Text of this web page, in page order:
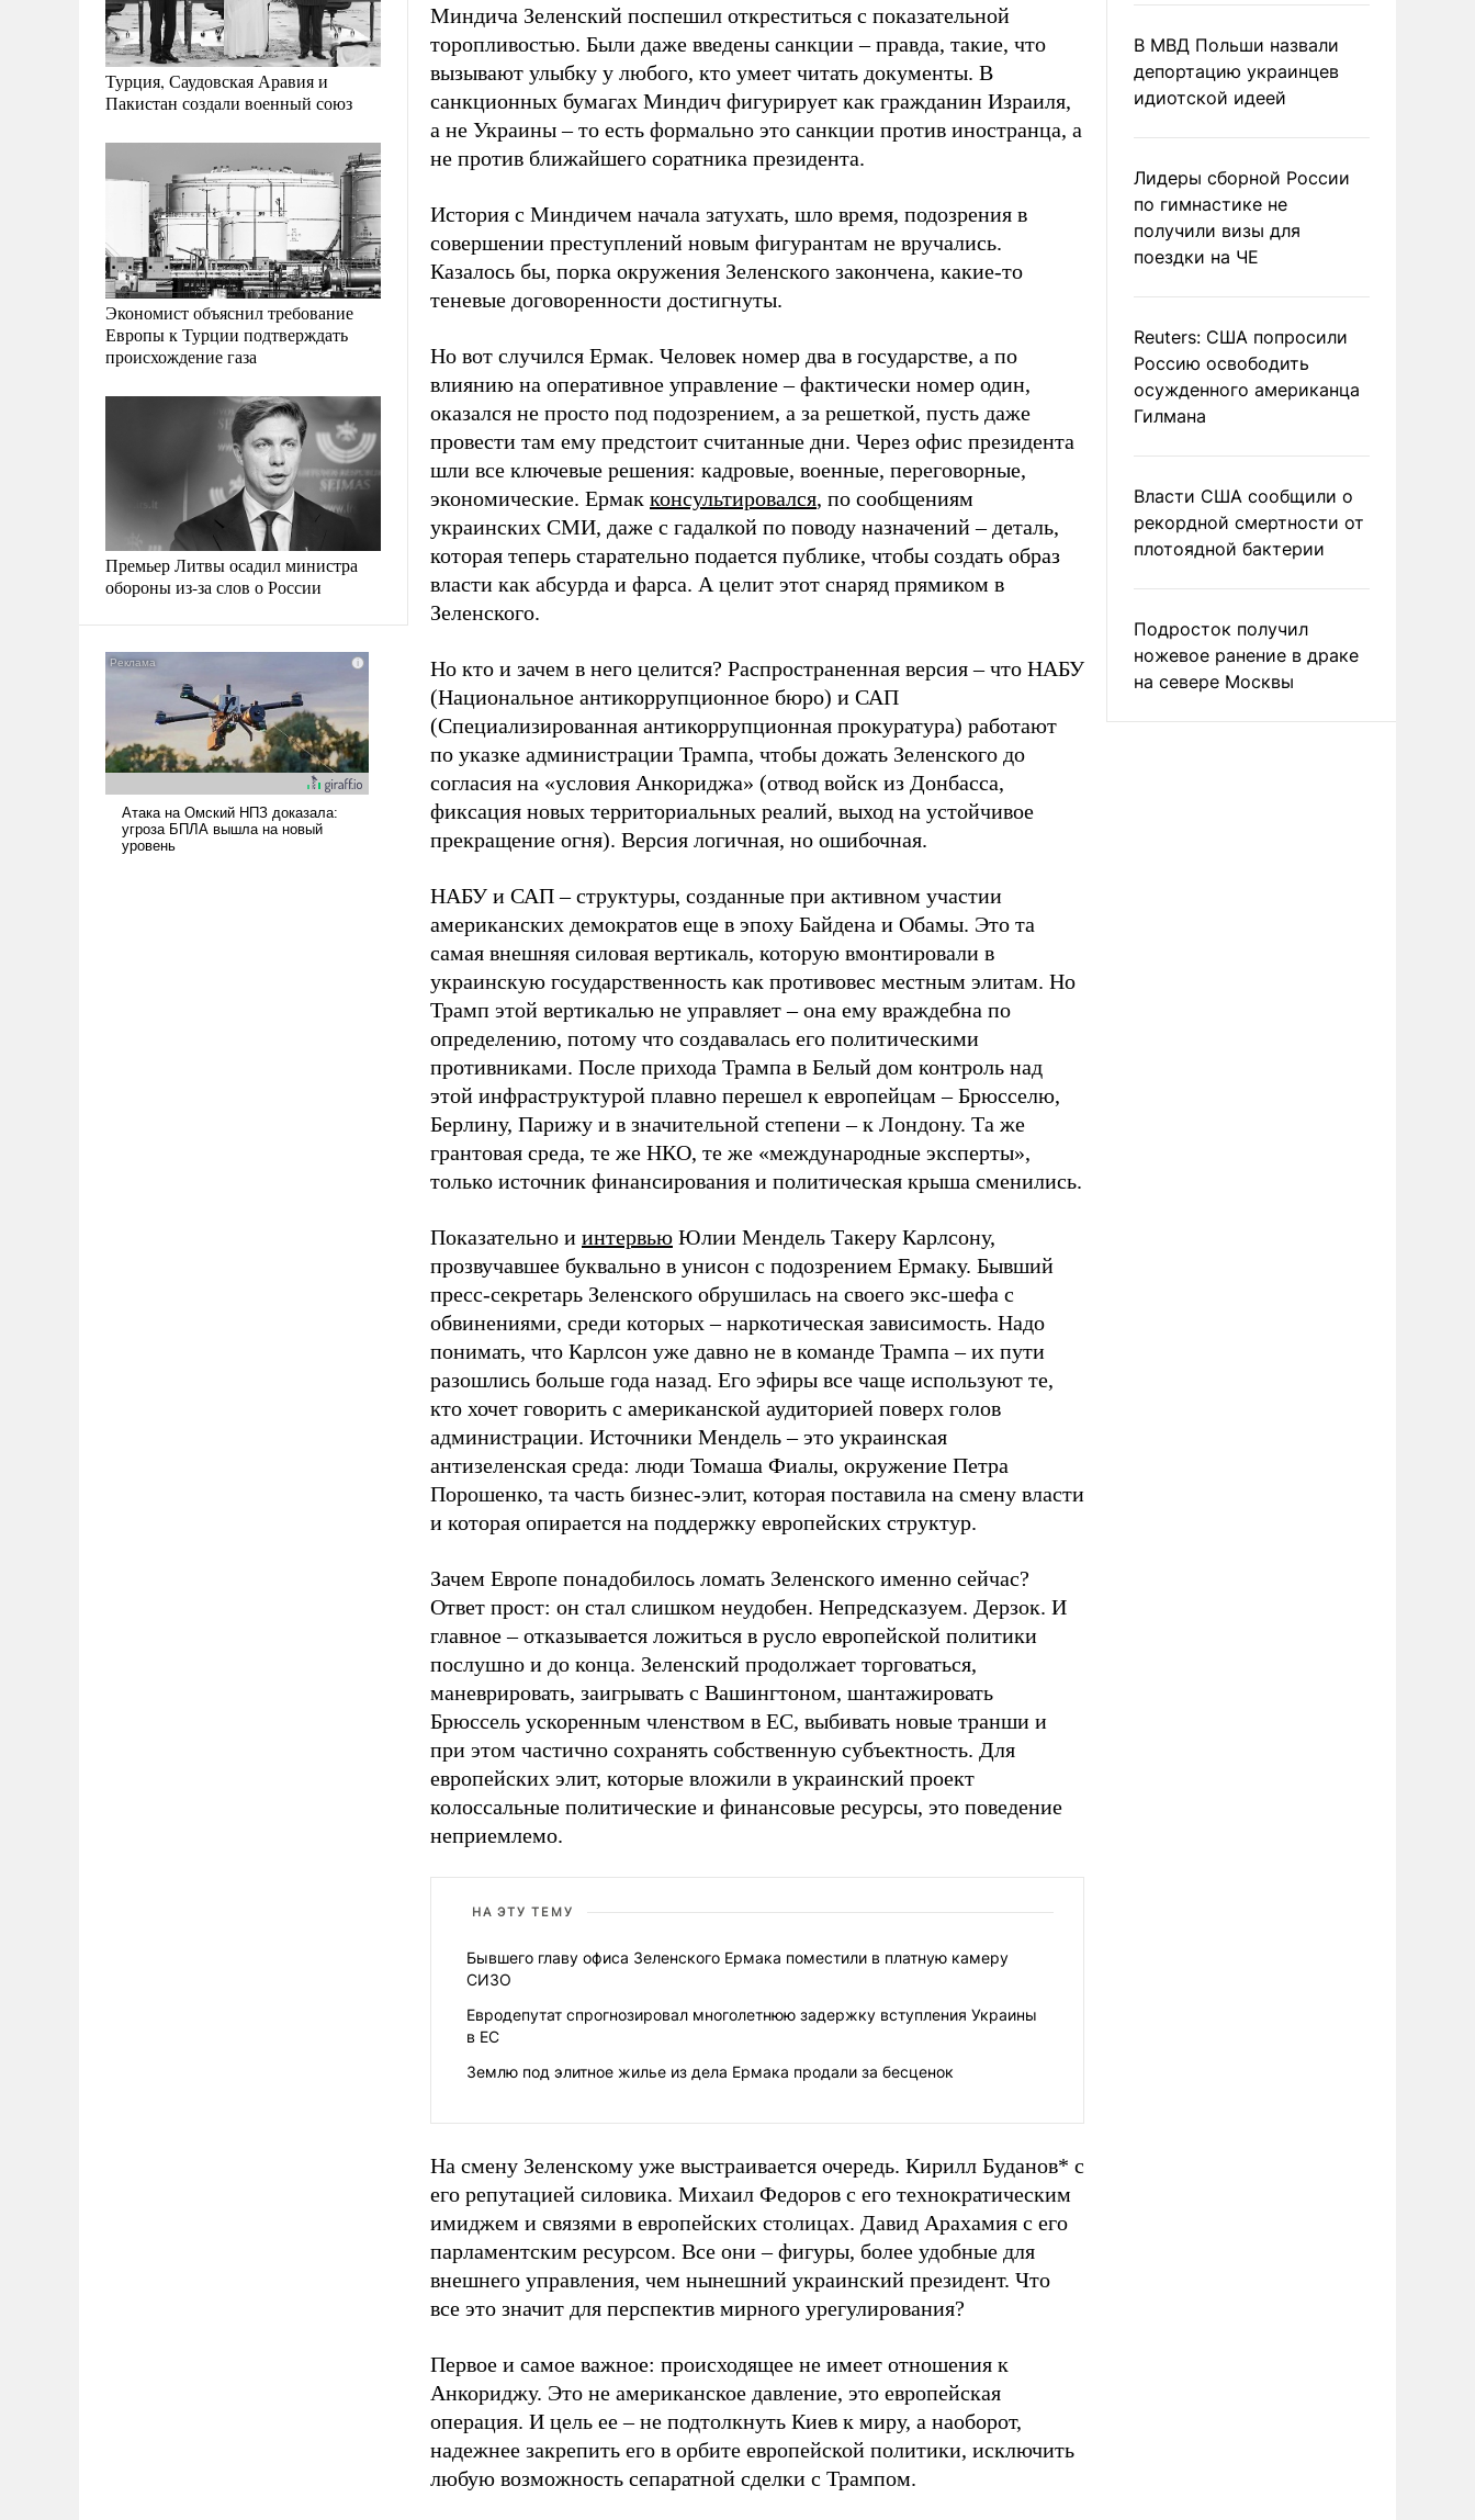
Турция, Саудовская Аравия и
Пакистан создали военный союз
Экономист объяснил требование
Европы к Турции подтверждать
происхождение газа
Премьер Литвы осадил министра
обороны из-за слов о России
Миндича Зеленский поспешил откреститься с показательной
торопливостью. Были даже введены санкции – правда, такие, что
вызывают улыбку у любого, кто умеет читать документы. В
санкционных бумагах Миндич фигурирует как гражданин Израиля,
а не Украины – то есть формально это санкции против иностранца, а
не против ближайшего соратника президента.
История с Миндичем начала затухать, шло время, подозрения в
совершении преступлений новым фигурантам не вручались.
Казалось бы, порка окружения Зеленского закончена, какие-то
теневые договоренности достигнуты.
Но вот случился Ермак. Человек номер два в государстве, а по
влиянию на оперативное управление – фактически номер один,
оказался не просто под подозрением, а за решеткой, пусть даже
провести там ему предстоит считанные дни. Через офис президента
шли все ключевые решения: кадровые, военные, переговорные,
экономические. Ермак консультировался, по сообщениям
украинских СМИ, даже с гадалкой по поводу назначений – деталь,
которая теперь старательно подается публике, чтобы создать образ
власти как абсурда и фарса. А целит этот снаряд прямиком в
Зеленского.
Но кто и зачем в него целится? Распространенная версия – что НАБУ
(Национальное антикоррупционное бюро) и САП
(Специализированная антикоррупционная прокуратура) работают
по указке администрации Трампа, чтобы дожать Зеленского до
согласия на «условия Анкориджа» (отвод войск из Донбасса,
фиксация новых территориальных реалий, выход на устойчивое
прекращение огня). Версия логичная, но ошибочная.
НАБУ и САП – структуры, созданные при активном участии
американских демократов еще в эпоху Байдена и Обамы. Это та
самая внешняя силовая вертикаль, которую вмонтировали в
украинскую государственность как противовес местным элитам. Но
Трамп этой вертикалью не управляет – она ему враждебна по
определению, потому что создавалась его политическими
противниками. После прихода Трампа в Белый дом контроль над
этой инфраструктурой плавно перешел к европейцам – Брюсселю,
Берлину, Парижу и в значительной степени – к Лондону. Та же
грантовая среда, те же НКО, те же «международные эксперты»,
только источник финансирования и политическая крыша сменились.
Показательно и интервью Юлии Мендель Такеру Карлсону,
прозвучавшее буквально в унисон с подозрением Ермаку. Бывший
пресс-секретарь Зеленского обрушилась на своего экс-шефа с
обвинениями, среди которых – наркотическая зависимость. Надо
понимать, что Карлсон уже давно не в команде Трампа – их пути
разошлись больше года назад. Его эфиры все чаще используют те,
кто хочет говорить с американской аудиторией поверх голов
администрации. Источники Мендель – это украинская
антизеленская среда: люди Томаша Фиалы, окружение Петра
Порошенко, та часть бизнес-элит, которая поставила на смену власти
и которая опирается на поддержку европейских структур.
Зачем Европе понадобилось ломать Зеленского именно сейчас?
Ответ прост: он стал слишком неудобен. Непредсказуем. Дерзок. И
главное – отказывается ложиться в русло европейской политики
послушно и до конца. Зеленский продолжает торговаться,
маневрировать, заигрывать с Вашингтоном, шантажировать
Брюссель ускоренным членством в ЕС, выбивать новые транши и
при этом частично сохранять собственную субъектность. Для
европейских элит, которые вложили в украинский проект
колоссальные политические и финансовые ресурсы, это поведение
неприемлемо.
НА ЭТУ ТЕМУ
Бывшего главу офиса Зеленского Ермака поместили в платную камеру
СИЗО
Евродепутат спрогнозировал многолетнюю задержку вступления Украины
в ЕС
Землю под элитное жилье из дела Ермака продали за бесценок
На смену Зеленскому уже выстраивается очередь. Кирилл Буданов* с
его репутацией силовика. Михаил Федоров с его технократическим
имиджем и связями в европейских столицах. Давид Арахамия с его
парламентским ресурсом. Все они – фигуры, более удобные для
внешнего управления, чем нынешний украинский президент. Что
все это значит для перспектив мирного урегулирования?
Первое и самое важное: происходящее не имеет отношения к
Анкориджу. Это не американское давление, это европейская
операция. И цель ее – не подтолкнуть Киев к миру, а наоборот,
надежнее закрепить его в орбите европейской политики, исключить
любую возможность сепаратной сделки с Трампом.
В МВД Польши назвали
депортацию украинцев
идиотской идеей
Лидеры сборной России
по гимнастике не
получили визы для
поездки на ЧЕ
Reuters: США попросили
Россию освободить
осужденного американца
Гилмана
Власти США сообщили о
рекордной смертности от
плотоядной бактерии
Подросток получил
ножевое ранение в драке
на севере Москвы